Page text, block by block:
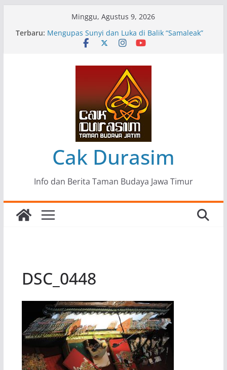
Minggu, Agustus 9, 2026
Terbaru: Pameran Lukisan Komunitas Patria Seni Rupa
Kota Blitar : Ketika “Bergerak” Menjadi Mantra
Mengupas Sunyi dan Luka di Balik “Samaleak”
Menjaga Marwah Seni dan Budaya: Catatan
Kunjungan Kerja Ir. Bambang Haryo Soekartono
(BHS) Anggota DPR RI ke Taman Budaya Jawa
Pameran Tunggal 35 Karya Agus Koecink
“Tumbang Tambang”, Ungkapan Kritis Tentang
Derita Pekerja Pertambangan
Cak Durasim
Info dan Berita Taman Budaya Jawa Timur
DSC_0448